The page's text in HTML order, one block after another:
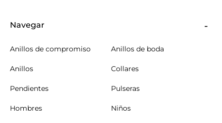
Navegar
Anillos de compromiso Anillos de boda
Anillos Collares
Pendientes Pulseras
Hombres Niños